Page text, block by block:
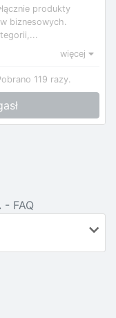
produkty
biznesowych.
więcej
119 razy.
FAQ